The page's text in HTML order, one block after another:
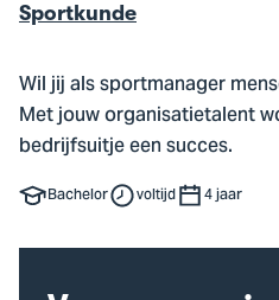
Sportkunde
Wil jij als sportmanager
Met jouw organisatietalent
bedrijfsuitje een succes.
Bachelor voltijd 4 jaar